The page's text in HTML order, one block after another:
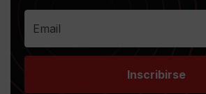
Inscribirse